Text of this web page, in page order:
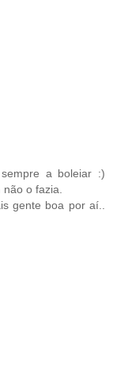
a boleiar :)
não o fazia.
gente boa por aí..